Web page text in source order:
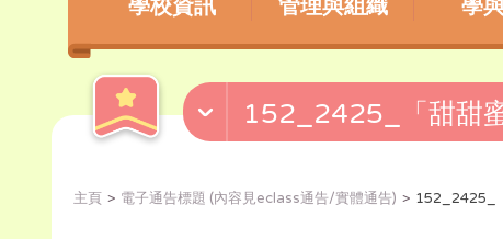
學校資訊 管理與組織 學
152_2425_「甜甜
主頁 電子通告標題 (內容見eclass通告/實體通告) 152_2425_